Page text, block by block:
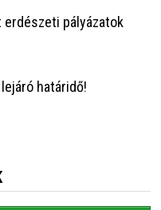
pályázatok
határidő!